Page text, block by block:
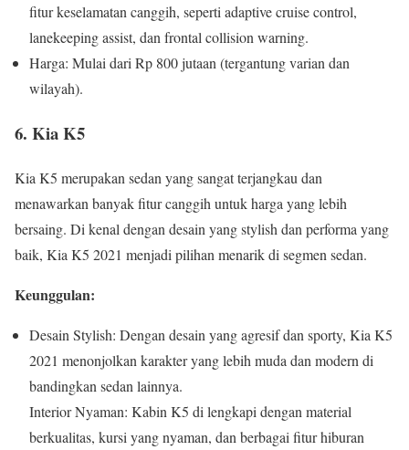
fitur keselamatan canggih, seperti adaptive cruise control,
lanekeeping assist, dan frontal collision warning.
Harga: Mulai dari Rp 800 jutaan (tergantung varian dan
wilayah).
6. Kia K5
Kia K5 merupakan sedan yang sangat terjangkau dan
menawarkan banyak fitur canggih untuk harga yang lebih
bersaing. Di kenal dengan desain yang stylish dan performa yang
baik, Kia K5 2021 menjadi pilihan menarik di segmen sedan.
Keunggulan:
Desain Stylish: Dengan desain yang agresif dan sporty, Kia K5
2021 menonjolkan karakter yang lebih muda dan modern di
bandingkan sedan lainnya.
Interior Nyaman: Kabin K5 di lengkapi dengan material
berkualitas, kursi yang nyaman, dan berbagai fitur hiburan